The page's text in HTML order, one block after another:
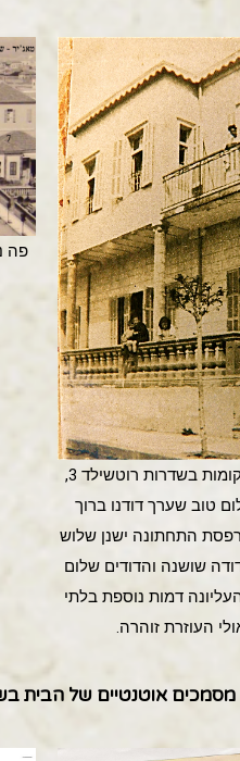
הבית בן שתי הקומות בשדרות רוטשילד 3,
טוב שערך דודנו ברוך
במרפסת התחתונה ישנן שלוש
שושנה והדודים שלום
דמות נוספת בלתי
העוזרת זוהרה.
פה
של הבית בשדרות רוטשילד 3 המתייחסים